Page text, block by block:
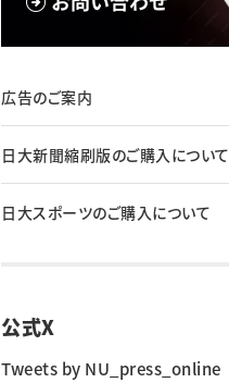
広告のご案内
日大新聞縮刷版のご購入について
日大スポーツのご購入について
公式X
Tweets by NU_press_online